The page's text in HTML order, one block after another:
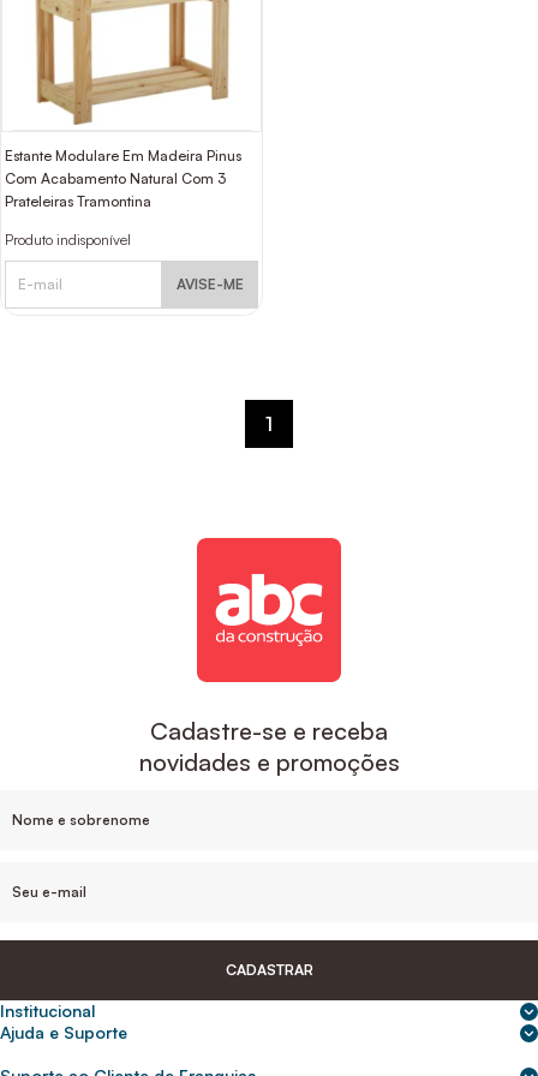
Estante Modulare Em Madeira Pinus
Com Acabamento Natural Com 3
Prateleiras Tramontina
Produto indisponível
AVISE-ME
1
Cadastre-se e receba
novidades e promoções
CADASTRAR
Institucional
Sobre nós
Ajuda e Suporte